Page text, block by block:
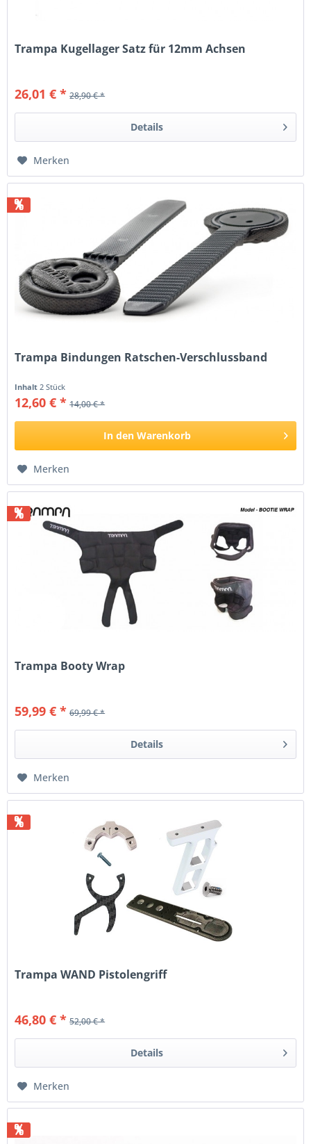
Trampa Kugellager Satz für 12mm Achsen
26,01 € * 28,90 € *
Details
Merken
%
Trampa Bindungen Ratschen-Verschlussband
Inhalt2 Stück
12,60 € * 14,00 € *
In den Warenkorb
Merken
%
Trampa Booty Wrap
59,99 € * 69,99 € *
Details
Merken
%
Trampa WAND Pistolengriff
46,80 € * 52,00 € *
Details
Merken
%